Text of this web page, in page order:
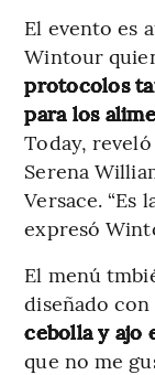
El evento es
Wintour
protocolos
para los
Today,
Serena
Versace. “Es
expresó
El menú
diseñado
cebolla y ajo
que no me